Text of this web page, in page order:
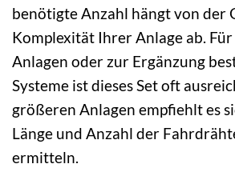
benötigte Anzahl hängt von der
Komplexität Ihrer Anlage ab.
Anlagen oder zur Ergänzung
Systeme ist dieses Set oft
größeren Anlagen empfiehlt es
Länge und Anzahl der
ermitteln.